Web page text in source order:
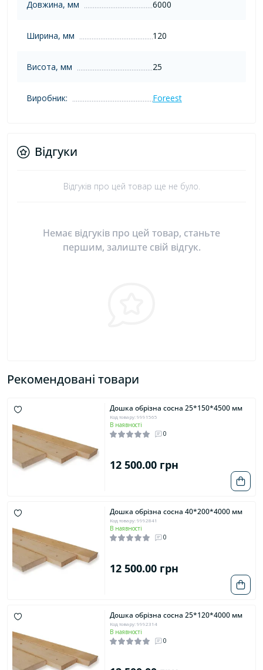
Довжина, мм 6000
Ширина, мм 120
Висота, мм 25
Виробник: Foreest
Відгуки
Відгуків про цей товар ще не було.
Немає відгуків про цей товар, станьте
першим, залиште свій відгук.
Рекомендовані товари
Дошка обрізна сосна 25*150*4500 мм
Код товару: 9991565
В наявності
0
12 500.00 грн
Дошка обрізна сосна 40*200*4000 мм
Код товару: 9992841
В наявності
0
12 500.00 грн
Дошка обрізна сосна 25*120*4000 мм
Код товару: 9992314
В наявності
0